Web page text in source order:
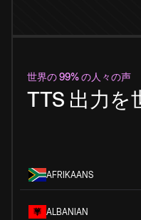
世界の 99% の人々の声
TTS 出力を
AFRIKAANS
ALBANIAN